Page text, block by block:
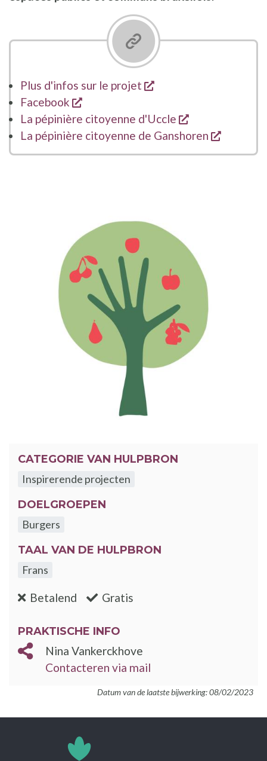
Plus d'infos sur le projet
opent een nieuw
Facebook
opent een nieuw venster
La pépinière citoyenne d'Uccle
opent een
La pépinière citoyenne de Ganshoren
opent
CATEGORIE VAN HULPBRON
Inspirerende projecten
DOELGROEPEN
Burgers
TAAL VAN DE HULPBRON
Frans
Betalend :nee Gratis
PRAKTISCHE INFO
Nina Vankerckhove
Contacteren via mail
Datum van de laatste bijwerking: 08/02/2023